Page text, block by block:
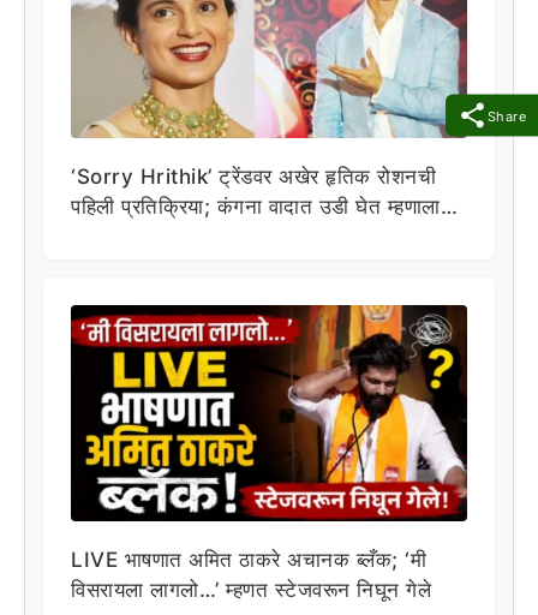
Share
‘Sorry Hrithik’ ट्रेंडवर अखेर हृतिक रोशनची
पहिली प्रतिक्रिया; कंगना वादात उडी घेत म्हणाला…
LIVE भाषणात अमित ठाकरे अचानक ब्लँक; ‘मी
विसरायला लागलो…’ म्हणत स्टेजवरून निघून गेले